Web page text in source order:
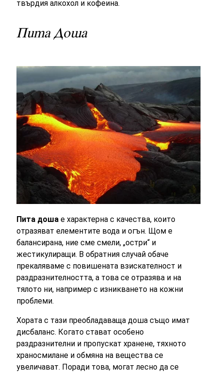
твърдия алкохол и кофеина.
Пита Доша
Пита доша е характерна с качества, които
отразяват елементите вода и огън. Щом е
балансирана, ние сме смели, „остри“ и
жестикулиращи. В обратния случай обаче
прекаляваме с повишената взискателност и
раздразнителността, а това се отразява и на
тялото ни, например с изникването на кожни
проблеми.
Хората с тази преобладаваща доша също имат
дисбаланс. Когато стават особено
раздразнителни и пропускат хранене, тяхното
храносмилане и обмяна на вещества се
увеличават. Поради това, могат лесно да се